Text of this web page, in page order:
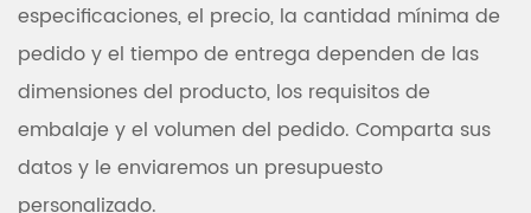
especificaciones, el precio, la cantidad mínima de
pedido y el tiempo de entrega dependen de las
dimensiones del producto, los requisitos de
embalaje y el volumen del pedido. Comparta sus
datos y le enviaremos un presupuesto
personalizado.